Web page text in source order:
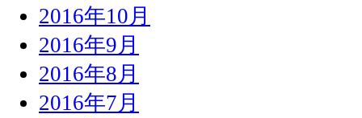
2016年10月
2016年9月
2016年8月
2016年7月